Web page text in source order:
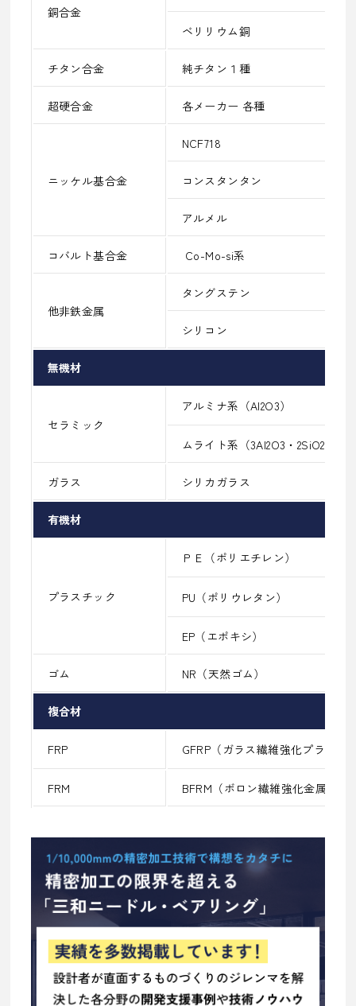
銅合金
ベリリウム銅
チタン合金 純チタン１種
超硬合金 各メーカー 各種
ニッケル基合金
NCF718
コンスタンタン
アルメル
コバルト基合金 Co-Mo-si系
他非鉄金属
タングステン
シリコン
無機材
セラミック
アルミナ系（Al2O3）
ムライト系（3Al2O3・2SiO2）
ガラス シリカガラス
有機材
プラスチック
ＰＥ（ポリエチレン）
PU（ポリウレタン）
EP（エポキシ）
ゴム NR（天然ゴム）
複合材
FRP GFRP（ガラス繊維強化プラスチ
FRM BFRM（ボロン繊維強化金属）